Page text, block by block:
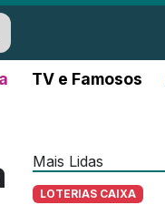
TV e Famosos
Mais Lidas
LOTERIAS CAIXA